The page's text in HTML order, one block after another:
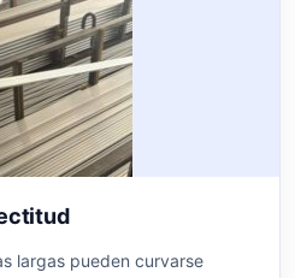
largas pueden curvarse